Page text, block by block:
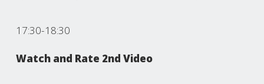
17:30-18:30
Watch and Rate 2nd Video